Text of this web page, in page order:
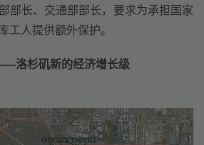
部长、交通部部长，要求为承担国家
工人提供额外保护。
洛杉矶新的经济增长级